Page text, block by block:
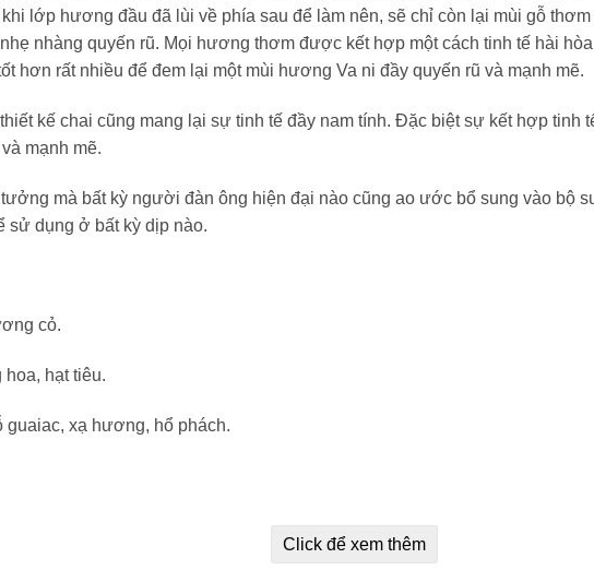
lớp hương đầu đã lùi về phía sau để làm nên, sẽ chỉ còn lại mùi gỗ
nhàng quyến rũ. Mọi hương thơm được kết hợp một cách tinh tế hài
hơn rất nhiều để đem lại một mùi hương Va ni đầy quyến rũ và mạnh mẽ.
kế chai cũng mang lại sự tinh tế đầy nam tính. Đặc biệt sự kết hợp tinh
mạnh mẽ.
mà bất kỳ người đàn ông hiện đại nào cũng ao ước bổ sung vào bộ
sử dụng ở bất kỳ dịp nào.
cỏ.
hạt tiêu.
xạ hương, hổ phách.
Click để xem thêm